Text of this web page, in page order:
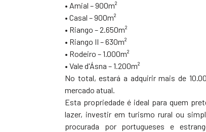
• Amial – 900m²
• Casal – 900m²
• Riango – 2.650m²
• Riango II – 630m²
• Rodeiro – 1.000m²
• Vale d'Ásna – 1.200m²
No total, estará a adquirir mais de
mercado atual.
Esta propriedade é ideal para quem
lazer, investir em turismo rural ou
procurada por portugueses e